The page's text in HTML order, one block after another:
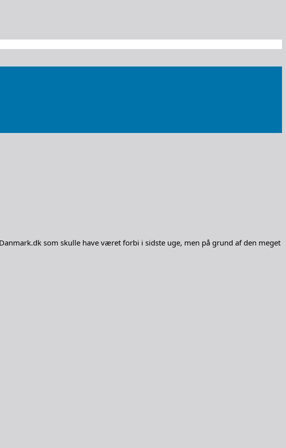
som skulle have været forbi i sidste uge, men på grund af den meget